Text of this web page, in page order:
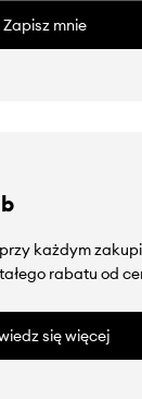
Zapisz mnie
każdym
rabatu od
się więcej